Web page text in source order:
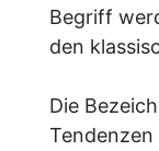
Begriff
den
Die